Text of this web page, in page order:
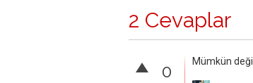
2 Cevaplar
0 Mümkün değil.